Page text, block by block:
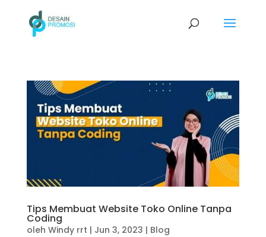
Tips Membuat Website Toko Online Tanpa
Coding
oleh Windy rrt | Jun 3, 2023 | Blog